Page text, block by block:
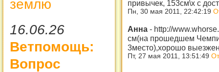
землю
16.06.26
Ветпомощь:
Вопрос
привычек, 153см\х с
Пн, 30 мая 2011, 22:42:19
Анна - http://
см(на прошедшем
3место),хорошо
Пт, 27 мая 2011, 13:51:49